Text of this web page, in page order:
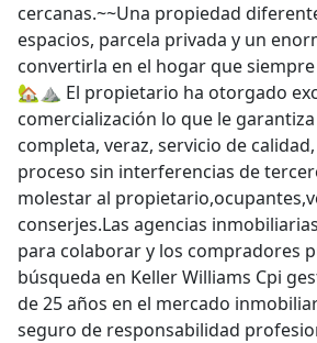
cercanas.~~Una propiedad
espacios, parcela privada y un
convertirla en el hogar que
🏡⛰️ El propietario ha otorgado
comercialización lo que le
completa, veraz, servicio de
proceso sin interferencias de
molestar al
conserjes.Las agencias
para colaborar y los compradores
búsqueda en Keller Williams Cpi
de 25 años en el mercado
seguro de responsabilidad